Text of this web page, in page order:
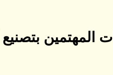
بتصنيع